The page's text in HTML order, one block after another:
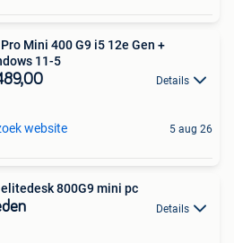
Pro Mini 400 G9 i5 12e Gen +
11-5
Details
website 5 aug 26
elitedesk 800G9 mini pc
Details